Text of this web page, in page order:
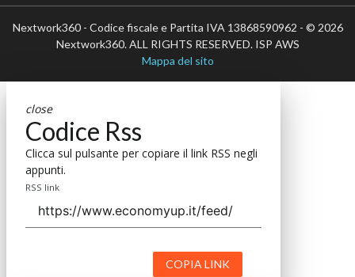
Nextwork360 - Codice fiscale e Partita IVA 13868590962 - © 2026
Nextwork360. ALL RIGHTS RESERVED. ISP AWS
Mappa del sito
close
Codice Rss
Clicca sul pulsante per copiare il link RSS negli
appunti.
RSS link
COPIA LINK